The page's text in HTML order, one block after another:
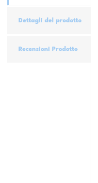
Dettagli del prodotto
Recensioni Prodotto